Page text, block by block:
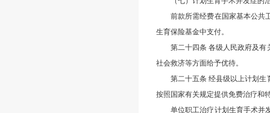
前款所需经费在国家基本公共
生育保险基金中支付。
第二十四条 各级人民政府及
社会救济等方面给予优待。
第二十五条 经县级以上计划
按照国家有关规定提供免费治疗和
单位职工治疗计划生育手术并